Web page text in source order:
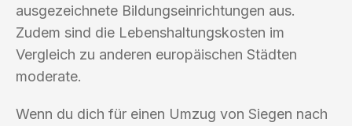
ausgezeichnete Bildungseinrichtungen aus.
Zudem sind die Lebenshaltungskosten im
Vergleich zu anderen europäischen Städten
moderate.
Wenn du dich für einen Umzug von Siegen nach